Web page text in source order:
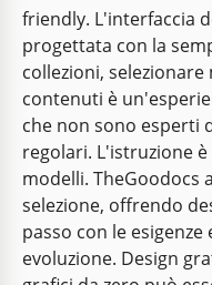
Celebra i contributi
loro impegno
con il nostro modello
Success Stories.
Google Slides
Google Slides
Dalla musica di
Beethoven
Porta il tuo pubblico
friendly. L'interfaccia
progettata con la
collezioni,
contenuti è
che non sono esperti
regolari. L'istruzione
modelli. TheGoodocs
selezione, offrendo
passo con le
evoluzione. Design